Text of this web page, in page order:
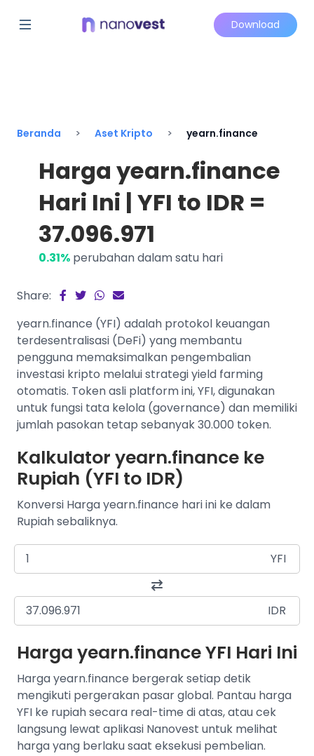
Download
Beranda Aset Kripto yearn.finance
Harga yearn.finance
Hari Ini | YFI to IDR =
37.096.971
0.31% perubahan dalam satu hari
Share:
yearn.finance (YFI) adalah protokol keuangan
terdesentralisasi (DeFi) yang membantu
pengguna memaksimalkan pengembalian
investasi kripto melalui strategi yield farming
otomatis. Token asli platform ini, YFI, digunakan
untuk fungsi tata kelola (governance) dan memiliki
jumlah pasokan tetap sebanyak 30.000 token.
Kalkulator yearn.finance ke
Rupiah (YFI to IDR)
Konversi Harga yearn.finance hari ini ke dalam
Rupiah sebaliknya.
YFI
IDR
Harga yearn.finance YFI Hari Ini
Harga yearn.finance bergerak setiap detik
mengikuti pergerakan pasar global. Pantau harga
YFI ke rupiah secara real-time di atas, atau cek
langsung lewat aplikasi Nanovest untuk melihat
harga yang berlaku saat eksekusi pembelian.